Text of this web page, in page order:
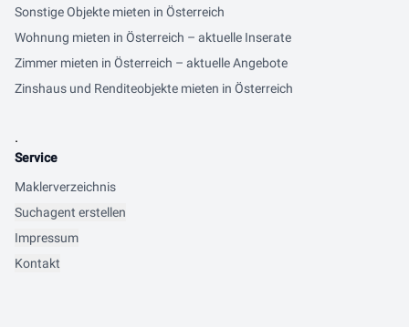
Sonstige Objekte mieten in Österreich
Wohnung mieten in Österreich – aktuelle Inserate
Zimmer mieten in Österreich – aktuelle Angebote
Zinshaus und Renditeobjekte mieten in Österreich
.
Service
Maklerverzeichnis
Suchagent erstellen
Impressum
Kontakt